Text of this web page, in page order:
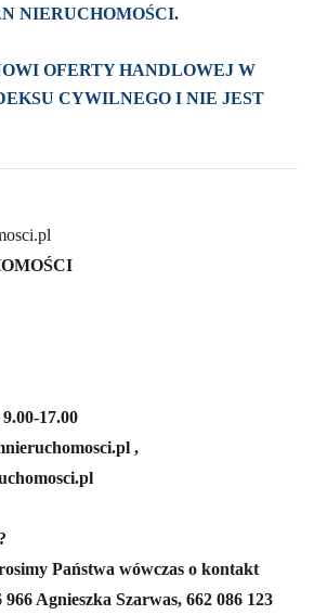
NIERUCHOMOŚCI.
OFERTY HANDLOWEJ W
CYWILNEGO I NIE JEST
17.00
,
Państwa wówczas o kontakt
966 Agnieszka Szarwas, 662 086 123